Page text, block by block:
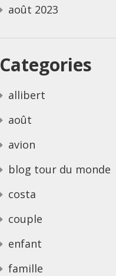
août 2023
Categories
allibert
août
avion
blog tour du monde
costa
couple
enfant
famille